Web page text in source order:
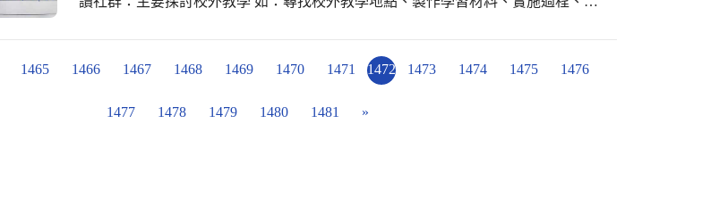
深入走訪臺中公園，更加了解它的歷史與文化價值。加上有大家一起討論路線及活
1465 1466 1467 1468 1469 1470 1471 1472 1473 1474 1475 1476
1477 1478 1479 1480 1481 »